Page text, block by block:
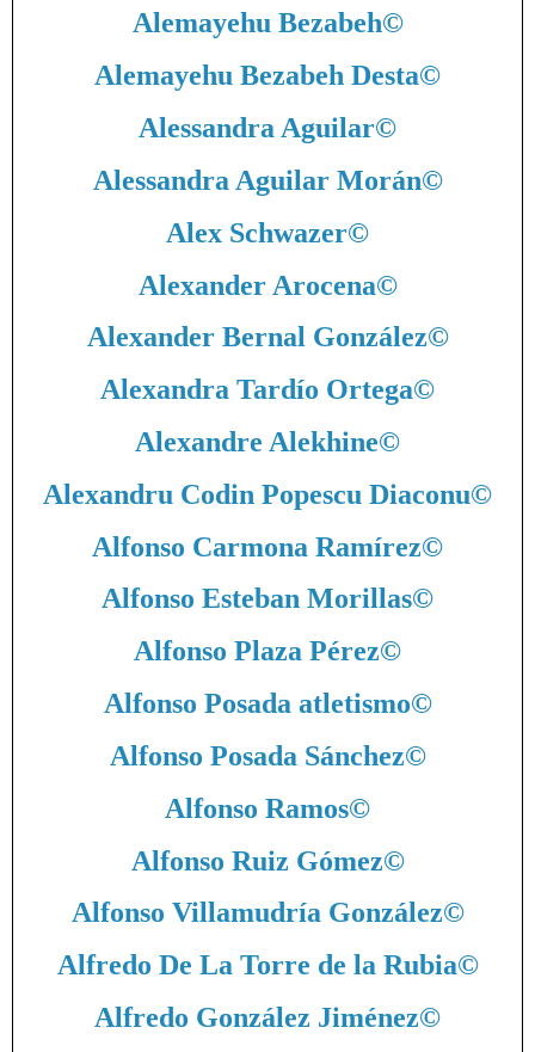
Alemayehu Bezabeh©
Alemayehu Bezabeh Desta©
Alessandra Aguilar©
Alessandra Aguilar Morán©
Alex Schwazer©
Alexander Arocena©
Alexander Bernal González©
Alexandra Tardío Ortega©
Alexandre Alekhine©
Alexandru Codin Popescu Diaconu©
Alfonso Carmona Ramírez©
Alfonso Esteban Morillas©
Alfonso Plaza Pérez©
Alfonso Posada atletismo©
Alfonso Posada Sánchez©
Alfonso Ramos©
Alfonso Ruiz Gómez©
Alfonso Villamudría González©
Alfredo De La Torre de la Rubia©
Alfredo González Jiménez©